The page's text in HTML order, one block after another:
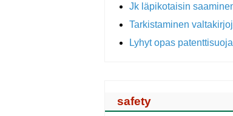
Jk läpikotaisin
Tarkistaminen
Lyhyt opas
safety